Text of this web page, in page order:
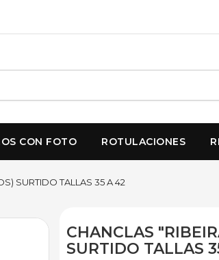
CON FOTO ROTULACIONES
SURTIDO TALLAS 35 A 42
CHANCLAS
SURTIDO TALLAS